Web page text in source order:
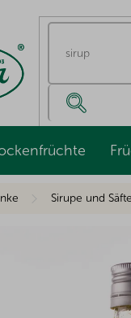
Sirupe und Säfte